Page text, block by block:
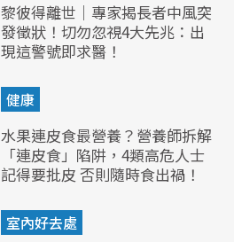
黎彼得離世｜專家揭長者中風突
發徵狀！切勿忽視4大先兆：出
現這警號即求醫！
健康
水果連皮食最營養？營養師拆解
「連皮食」陷阱，4類高危人士
記得要批皮 否則隨時食出禍！
室內好去處